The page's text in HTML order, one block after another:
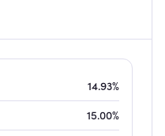
14.93%
15.00%